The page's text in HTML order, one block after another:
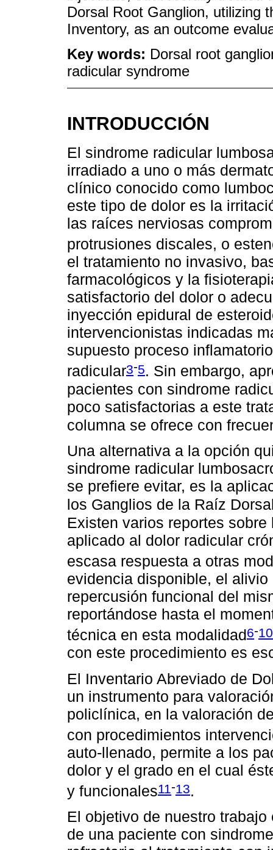
Dorsal Root Ganglion, utilizing
Inventory, as an outcome
Key words: Dorsal root
radicular syndrome
INTRODUCCIÓN
El sindrome radicular
irradiado a uno o más
clínico conocido como
este tipo de dolor es la
las raíces nerviosas
protrusiones discales, o
el tratamiento no invasivo,
farmacológicos y la
satisfactorio del dolor o
inyección epidural de
intervencionistas indicadas
supuesto proceso
radicular3-5. Sin embargo,
pacientes con sindrome
poco satisfactorias a este
columna se ofrece con
Una alternativa a la opción
sindrome radicular
se prefiere evitar, es la
los Ganglios de la Raíz
Existen varios reportes
aplicado al dolor radicular
escasa respuesta a otras
evidencia disponible, el
repercusión funcional del
reportándose hasta el
técnica en esta modalidad6-10
con este procedimiento es
El Inventario Abreviado de
un instrumento para
policlínica, en la valoración
con procedimientos
auto-llenado, permite a los
dolor y el grado en el cual
y funcionales11-13.
El objetivo de nuestro
de una paciente con